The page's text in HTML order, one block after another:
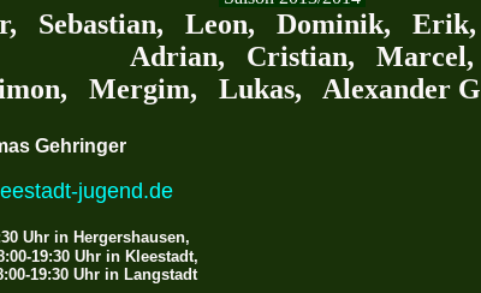
Sebastian, Leon, Dominik,
Adrian, Cristian, Marcel,
Mergim, Lukas, Alexander
Gehringer
jugend.de
Uhr in Hergershausen,
in Kleestadt,
in Langstadt